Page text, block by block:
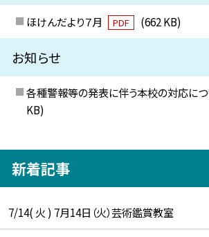
ほけんだより７月 PDF (662 KB)
お知らせ
各種警報等の発表に伴う本校の対応に
KB)
新着記事
7/14( 火 ) 7月14日（火）芸術鑑賞教室